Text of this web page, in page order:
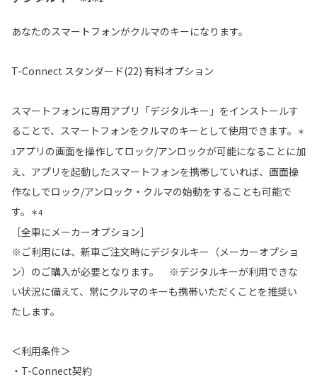
あなたのスマートフォンがクルマのキーになります。
T-Connect スタンダード(22) 有料オプション
スマートフォンに専用アプリ「デジタルキー」をインストールす
ることで、スマートフォンをクルマのキーとして使用できます。
＊
3アプリの画面を操作してロック/アンロックが可能になることに加
え、アプリを起動したスマートフォンを携帯していれば、画面操
作なしでロック/アンロック・クルマの始動をすることも可能で
す。
＊4
［全車にメーカーオプション］
※ご利用には、新車ご注文時にデジタルキー（メーカーオプショ
ン）のご購入が必要となります。 ※デジタルキーが利用できな
い状況に備えて、常にクルマのキーも携帯いただくことを推奨い
たします。
＜利用条件＞
・T-Connect契約